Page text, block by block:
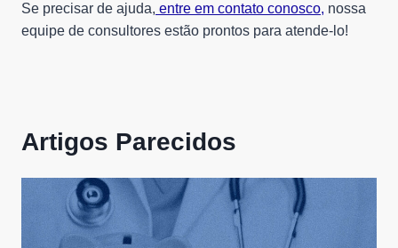
Se precisar de ajuda, entre em contato conosco, nossa
equipe de consultores estão prontos para atende-lo!
Artigos Parecidos